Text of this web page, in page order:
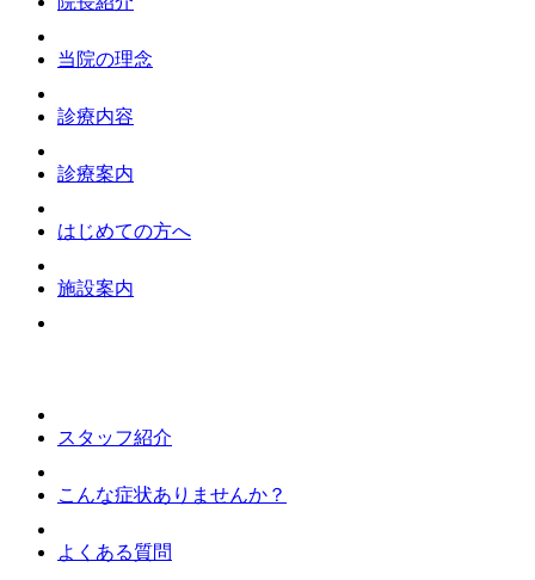
当院の理念
診療内容
診療案内
はじめての方へ
施設案内
スタッフ紹介
こんな症状ありませんか？
よくある質問